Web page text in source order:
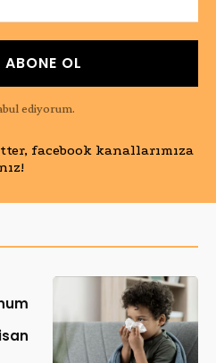
ABONE OL
ediyorum.
facebook kanallarımıza